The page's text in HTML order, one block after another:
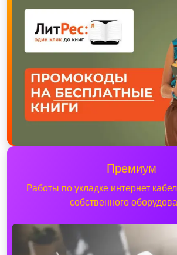
Премиум
Работы по укладке интернет
собственного